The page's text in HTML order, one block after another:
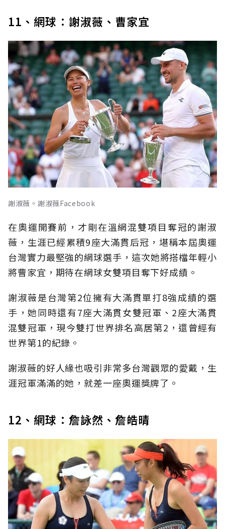
11、網球：謝淑薇、曹家宜
謝淑薇。謝淑薇Facebook
在奧運開賽前，才剛在溫網混雙項目奪冠的謝淑
薇，生涯已經累積9座大滿貫后冠，堪稱本屆奧運
台灣實力最堅強的網球選手，這次她將搭檔年輕小
將曹家宜，期待在網球女雙項目奪下好成績。
謝淑薇是台灣第2位擁有大滿貫單打8強成績的選
手，她同時還有7座大滿貫女雙冠軍、2座大滿貫
混雙冠軍，現今雙打世界排名高居第2，還曾經有
世界第1的紀錄。
謝淑薇的好人緣也吸引非常多台灣觀眾的愛戴，生
涯冠軍滿滿的她，就差一座奧運獎牌了。
12、網球：詹詠然、詹皓晴